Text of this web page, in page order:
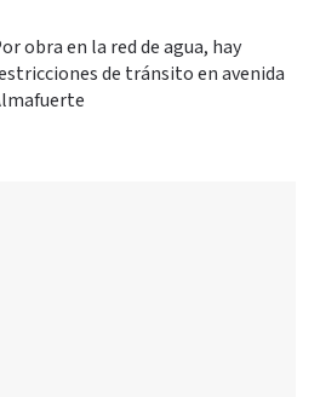
obra en la red de agua, hay
de tránsito en avenida